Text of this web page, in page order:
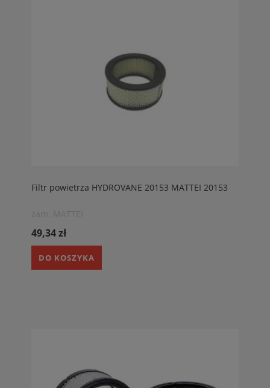
Filtr powietrza HYDROVANE 20153 MATTEI 20153
49,34 zł
DO KOSZYKA